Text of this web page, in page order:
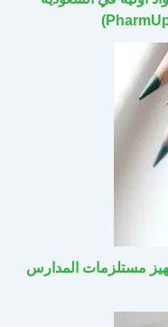
مستلزمات المدارس